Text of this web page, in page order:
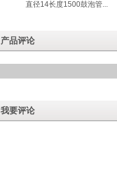
直径14长度1500鼓泡管...
产品评论
我要评论